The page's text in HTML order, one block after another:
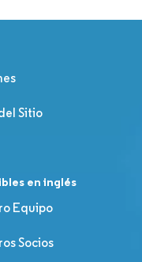
Sitio
en inglés
Equipo
Socios